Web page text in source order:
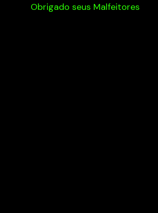
Obrigado seus Malfeitores